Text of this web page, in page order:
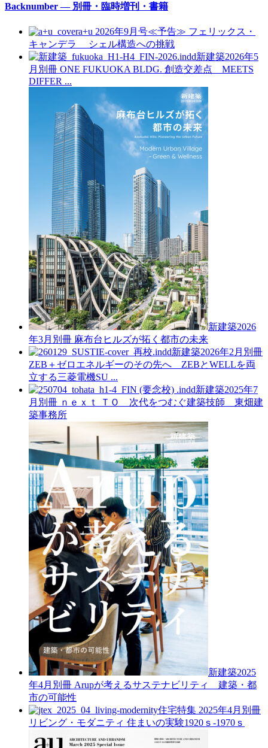
Backnumber — 別冊・臨時増刊・書籍
a+u 2026年9月号≪予告≫ フェリックス・
キャンデラ シェル構造への挑戦
新建築2026年5
月別冊 ONE FUKUOKA BLDG. 創造交差点 MEETS
DIFFER ...
新建築2026
年3月別冊 麻布台ヒルズが拓く都市の未来
新建築2026年2月別冊
ZEB＋ゼロエネルギーのその先へ ZEBとWELLを両
立する三菱電機SU ...
新建築2025年7
月別冊 ｎｅｘｔ ＴＯ 次代をつむぐ建築技師 東畑建
築事務所
新建築2025
年4月別冊 Arupが考えるサステナビリティ 建築・都
市の可能性
住宅特集 2025年4月別冊
リビング・モダニティ 住まいの実験1920ｓ-1970ｓ